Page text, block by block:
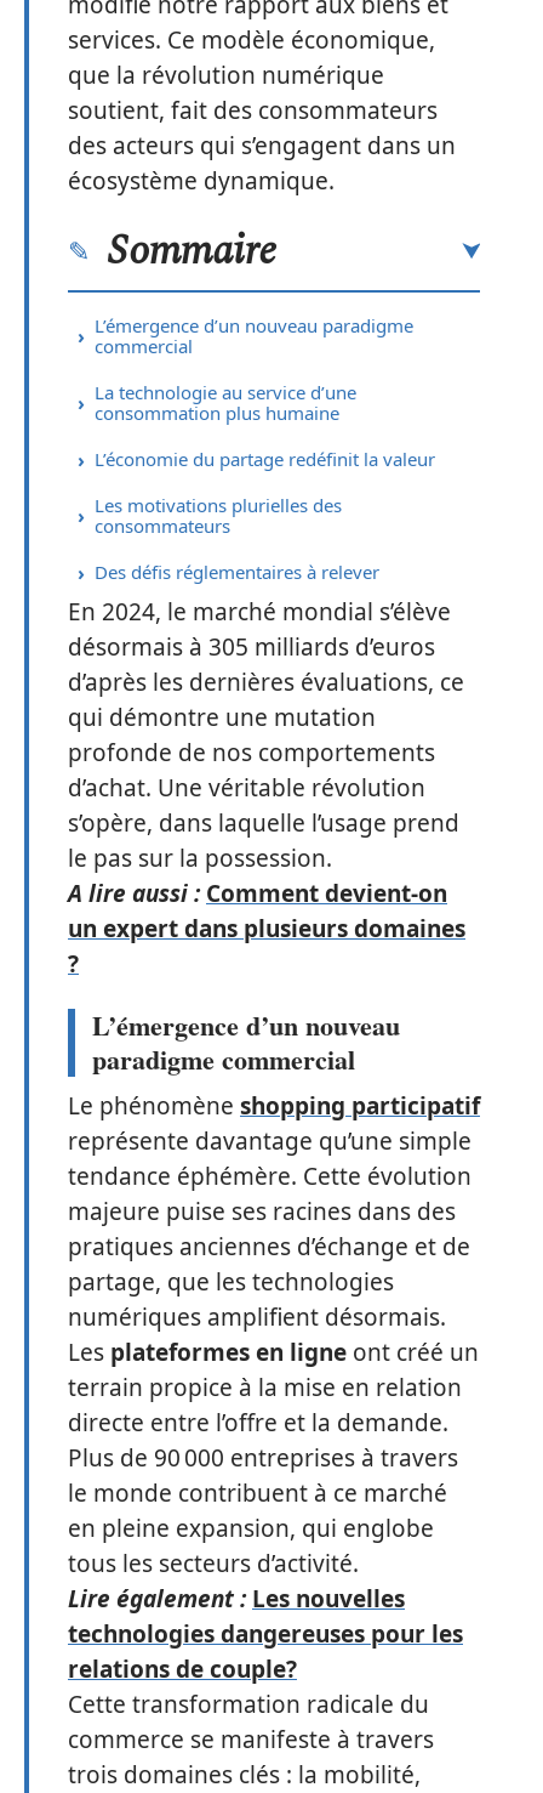
services. Ce modèle économique,
que la révolution numérique
soutient, fait des consommateurs
des acteurs qui s’engagent dans un
écosystème dynamique.
Sommaire
L’émergence d’un nouveau paradigme
commercial
La technologie au service d’une
consommation plus humaine
L’économie du partage redéfinit la valeur
Les motivations plurielles des
consommateurs
Des défis réglementaires à relever
En 2024, le marché mondial s’élève
désormais à 305 milliards d’euros
d’après les dernières évaluations, ce
qui démontre une mutation
profonde de nos comportements
d’achat. Une véritable révolution
s’opère, dans laquelle l’usage prend
le pas sur la possession.
A lire aussi : Comment devient-on
un expert dans plusieurs domaines
?
L’émergence d’un nouveau
paradigme commercial
Le phénomène shopping participatif
représente davantage qu’une simple
tendance éphémère. Cette évolution
majeure puise ses racines dans des
pratiques anciennes d’échange et de
partage, que les technologies
numériques amplifient désormais.
Les plateformes en ligne ont créé un
terrain propice à la mise en relation
directe entre l’offre et la demande.
Plus de 90 000 entreprises à travers
le monde contribuent à ce marché
en pleine expansion, qui englobe
tous les secteurs d’activité.
Lire également : Les nouvelles
technologies dangereuses pour les
relations de couple?
Cette transformation radicale du
commerce se manifeste à travers
trois domaines clés : la mobilité,